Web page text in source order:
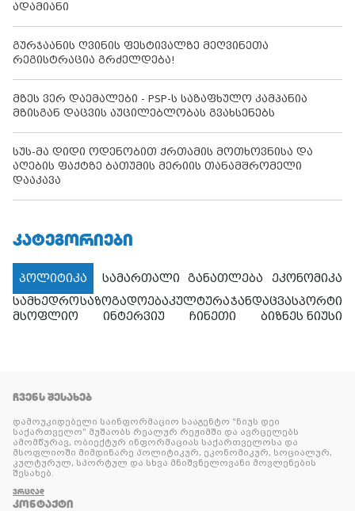
ადამიანი
გურჯაანის ღვინის ფესტივალზე მეღვინეთა
რეგისტრაცია გრძელდება!
მზეს ვერ დაემალები - PSP-ს საზაფხულო კამპანია
მზისგან დაცვის აუცილებლობას გვახსენებს
სუს-მა დიდი ოდენობით ქრთამის მოთხოვნისა და
აღების ფაქტზე ბათუმის მერიის თანამშრომელი
დააკავა
ᲙᲐᲢᲔᲒᲝᲠᲘᲔᲑᲘ
პოლიტიკა სამართალი განათლება
ეკონომიკა
სამხედროსაზოგადოებაკულტურაჯანდაცვასპორტი
მსოფლიო
ინტერვიუ ჩინეთი ბიზნეს ნიუსი
ᲩᲕᲔᲜᲡ ᲨᲔᲡᲐᲮᲔᲑ
დამოუკიდებელი საინფორმაციო სააგენტო “ნიუს დეი
საქართველო” მუშაობს რეალურ რეჟიმში და ავრცელებს
ამომწურავ, ობიექტურ ინფორმაციას საქართველოსა და
მსოფლიოში მიმდინარე პოლიტიკურ, ეკონომიკურ, სოციალურ,
კულტურულ, სპორტულ და სხვა მნიშვნელოვანი მოვლენების
შესახებ.
ᲕᲠᲪᲚᲐᲓ
ᲙᲝᲜᲢᲐᲥᲢᲘ